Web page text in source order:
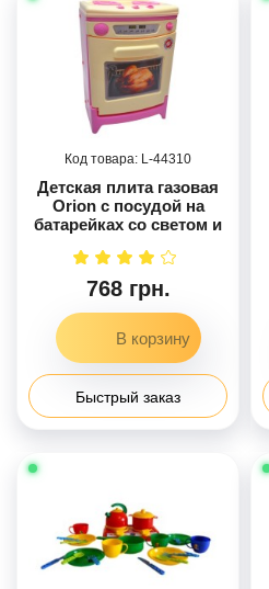
44310
Детская плита газовая
Orion с посудой на
батарейках со светом и
768 грн.
Быстрый заказ